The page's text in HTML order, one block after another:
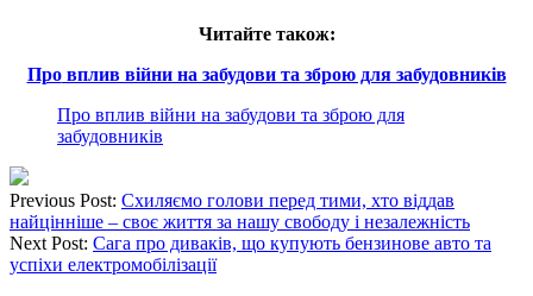
Читайте також:
Провплив війни на забудови та зброю для забудовників
Про вплив війни на забудови та зброю для
забудовників
Previous Post: Схиляємо голови перед тими, хто віддав
найцінніше – своє життя за нашу свободу і незалежність
Next Post: Сага про диваків, що купують бензинове авто та
успіхи електромобілізації